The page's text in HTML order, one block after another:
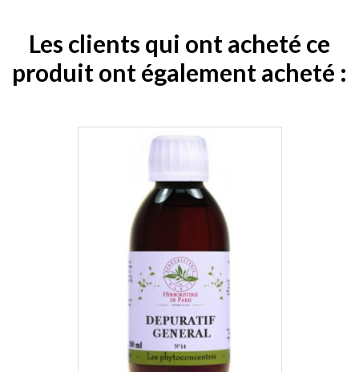
Les clients qui ont acheté ce
produit ont également acheté :